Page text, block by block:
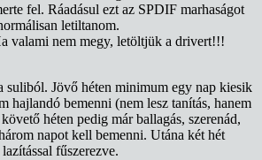
fel. Ráadásul ezt az SPDIF marhaságot
letiltanom.
valami nem megy, letöltjük a drivert!!!
suliból. Jövő héten minimum egy nap kiesik
hajlandó bemenni (nem lesz tanítás, hanem
héten pedig már ballagás, szerenád,
napot kell bemenni. Utána két hét
fűszerezve.